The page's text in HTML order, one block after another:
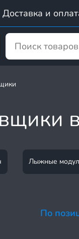
Доставка и
Лыжные
По